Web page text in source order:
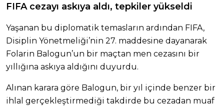
FIFA cezayı askıya aldı, tepkiler yükseldi
Yaşanan bu diplomatik temasların ardından FIFA,
Disiplin Yönetmeliği’nin 27. maddesine dayanarak
Folarin Balogun’un bir maçtan men cezasını bir
yıllığına askıya aldığını duyurdu.
Alınan karara göre Balogun, bir yıl içinde benzer bir
ihlal gerçekleştirmediği takdirde bu cezadan muaf